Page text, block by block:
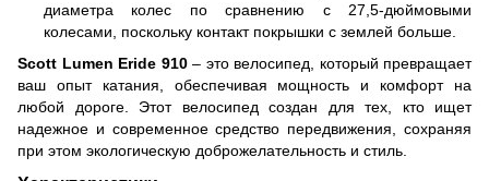
диаметра колес по сравнению с 27,5-дюймовыми
колесами, поскольку контакт покрышки с землей больше.
Scott Lumen Eride 910– это велосипед, который превращает
ваш опыт катания, обеспечивая мощность и комфорт на
любой дороге. Этот велосипед создан для тех, кто ищет
надежное и современное средство передвижения, сохраняя
при этом экологическую доброжелательность и стиль.